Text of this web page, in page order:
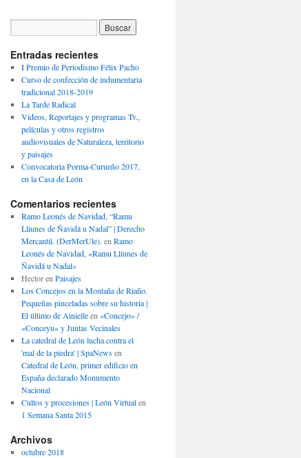
Entradas recientes
I Premio de Periodismo Félix Pacho
Curso de confección de indumentaria
tradicional 2018-2019
La Tarde Radical
Videos, Reportajes y programas Tv.,
películas y otros registros
audiovisuales de Naturaleza, territorio
y paisajes
Convocatoria Porma-Curueño 2017,
en la Casa de León
Comentarios recientes
Ramo Leonés de Navidad, “Ramu
Lliunes de Ñavidá u Nadal” | Derecho
Mercantil. (DerMerUle). en Ramo
Leonés de Navidad, «Ramu Lliunes de
Ñavidá u Nadal»
Hectoren Paisajes
Los Concejos en la Montaña de Riaño.
Pequeñas pinceladas sobre su historia |
El último de Ainielleen «Concejo» /
«Conceyu» y Juntas Vecinales
La catedral de León lucha contra el
'mal de la piedra' | SpaNewsen
Catedral de León, primer edificio en
España declarado Monumento
Nacional
Cultos y procesiones | León Virtualen
1 Semana Santa 2015
Archivos
octubre 2018